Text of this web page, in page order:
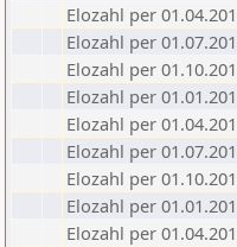
Elozahl per
Elozahl per
Elozahl per
Elozahl per
Elozahl per
Elozahl per
Elozahl per
Elozahl per
Elozahl per